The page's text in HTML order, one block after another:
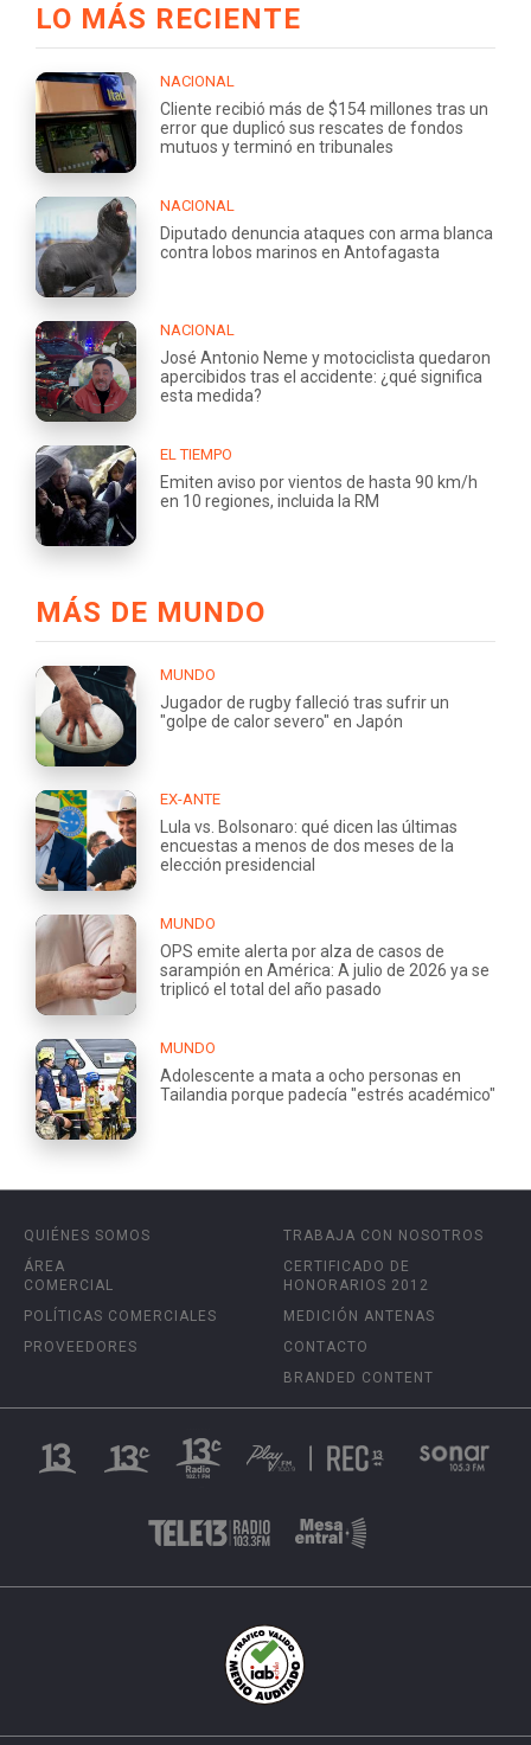
LO MÁS RECIENTE
NACIONAL
Cliente recibió más de $154 millones tras un
error que duplicó sus rescates de fondos
mutuos y terminó en tribunales
NACIONAL
Diputado denuncia ataques con arma blanca
contra lobos marinos en Antofagasta
NACIONAL
José Antonio Neme y motociclista quedaron
apercibidos tras el accidente: ¿qué significa
esta medida?
EL TIEMPO
Emiten aviso por vientos de hasta 90 km/h
en 10 regiones, incluida la RM
MÁS DE MUNDO
MUNDO
Jugador de rugby falleció tras sufrir un
"golpe de calor severo" en Japón
EX-ANTE
Lula vs. Bolsonaro: qué dicen las últimas
encuestas a menos de dos meses de la
elección presidencial
MUNDO
OPS emite alerta por alza de casos de
sarampión en América: A julio de 2026 ya se
triplicó el total del año pasado
MUNDO
Adolescente a mata a ocho personas en
Tailandia porque padecía "estrés académico"
QUIÉNES SOMOS
ÁREA
COMERCIAL
POLÍTICAS COMERCIALES
PROVEEDORES
TRABAJA CON NOSOTROS
CERTIFICADO DE
HONORARIOS 2012
MEDICIÓN ANTENAS
CONTACTO
BRANDED CONTENT